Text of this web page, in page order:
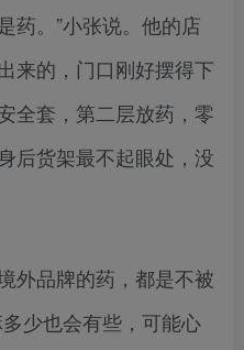
药。”小张说。他的店
来的，门口刚好摆得下
全套，第二层放药，零
后货架最不起眼处，没
品牌的药，都是不被
少也会有些，可能心